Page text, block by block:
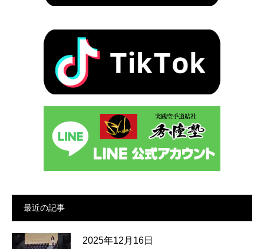
最近の記事
2025年12月16日